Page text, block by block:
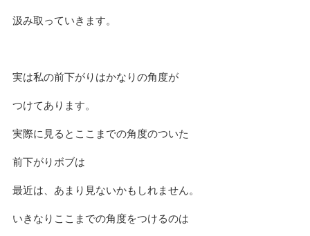
汲み取っていきます。
実は私の前下がりはかなりの角度が
つけてあります。
実際に見るとここまでの角度のついた
前下がりボブは
最近は、あまり見ないかもしれません。
いきなりここまでの角度をつけるのは